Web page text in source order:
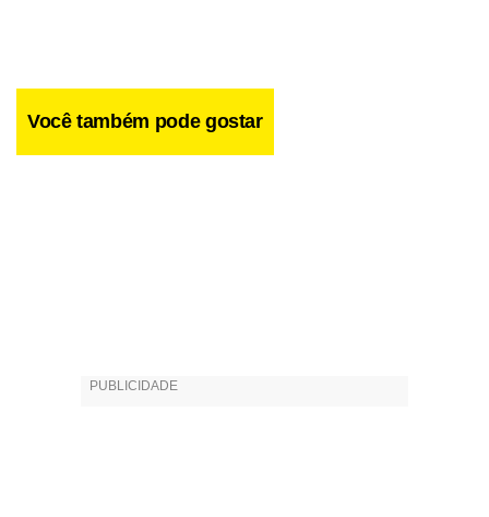
Facebook
WhatsApp
LinkedIn
Twitter
X
Você também pode gostar